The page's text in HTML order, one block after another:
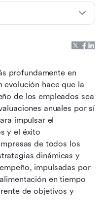
profundamente en
evolución hace que la
de los empleados sea
anuales por sí
impulsar el
y el éxito
de todos los
dinámicas y
impulsadas por
en tiempo
de objetivos y
del desempeño?
de gestión del
en 2026
en el software
empleados
del desempeño
de gestión del